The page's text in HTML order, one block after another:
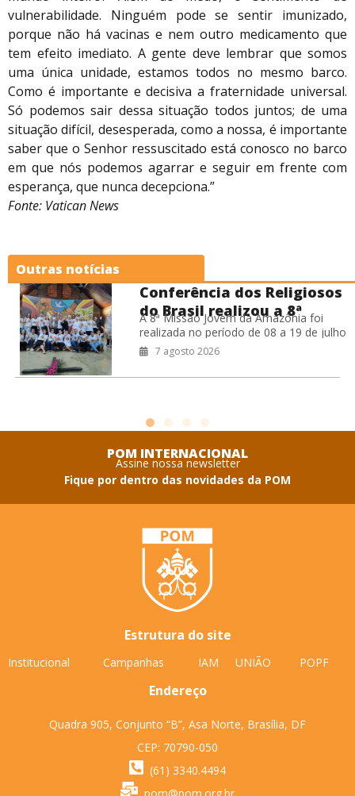
vulnerabilidade. Ninguém pode se sentir imunizado,
porque não há vacinas e nem outro medicamento que
tem efeito imediato. A gente deve lembrar que somos
uma única unidade, estamos todos no mesmo barco.
Como é importante e decisiva a fraternidade universal.
Só podemos sair dessa situação todos juntos; de uma
situação difícil, desesperada, como a nossa, é importante
saber que o Senhor ressuscitado está conosco no barco
em que nós podemos agarrar e seguir em frente com
esperança, que nunca decepciona.”
Fonte: Vatican News
Outras notícias
Conferência dos Religiosos
do Brasil realizou a 8ª
Missão Jovem na Amazônia
A 8ª Missão Jovem da Amazônia foi
realizada no período de 08 a 19 de julho
de 2026, na Prelazia de São Félix do
7 agosto 2026
POM INTERNACIONAL
Assine nossa newsletter
Fique por dentro das novidades da POM
Estrutura do site
Institucional Campanhas IAM UNIÃO POPF
Endereço
Quadra 905, Conjunto “B”, Asa Norte, Brasília, DF
CEP: 70790-050
(61) 3340.4494